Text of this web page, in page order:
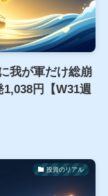
我が軍だけ総崩
円【W31週
投資のリアル